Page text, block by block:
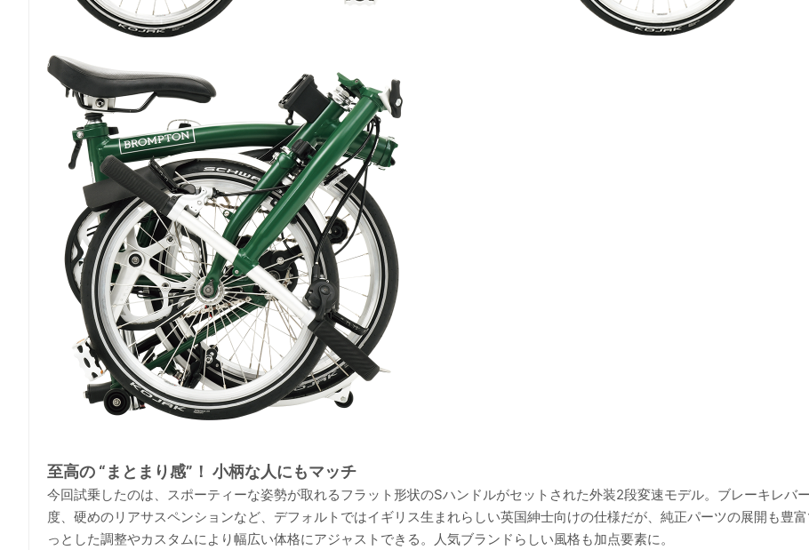
至高の “まとまり感”！ 小柄な人にもマッチ
今回試乗したのは、スポーティーな姿勢が取れるフラット形状のSハンドルがセットされた外装2段変速モデル。ブレーキレバ
度、硬めのリアサスペンションなど、デフォルトではイギリス生まれらしい英国紳士向けの仕様だが、純正パーツの展開も豊富
っとした調整やカスタムにより幅広い体格にアジャストできる。人気ブランドらしい風格も加点要素に。